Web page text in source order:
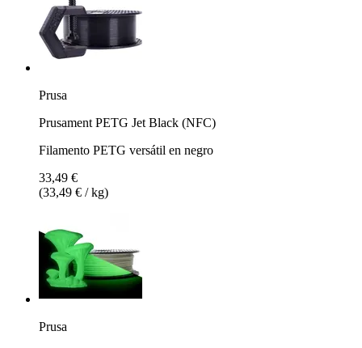
Prusa
Prusament PETG Jet Black (NFC)
Filamento PETG versátil en negro
33,49 €
(33,49 € / kg)
Prusa